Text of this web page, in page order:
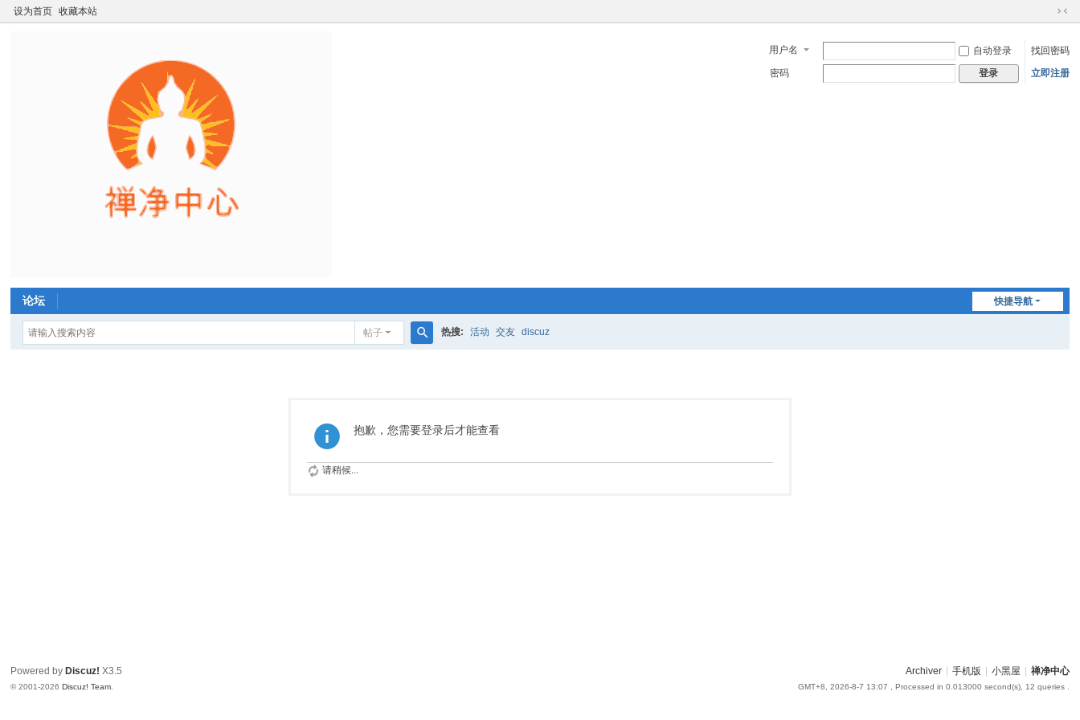
设为首页 收藏本站
切
到
窄
用户名 自动登录
找回密码
密码
登录 立即注册
快捷导航
论坛
帖子 热搜: 活动 交友 discuz
抱歉，您需要登录后才能查看
请稍候...
Archiver 手机版 小黑屋 禅净中心
GMT+8, 2026-8-7 13:07 , Processed in 0.013000 second(s), 12 queries .
Powered by Discuz! X3.5
© 2001-2026Discuz! Team.